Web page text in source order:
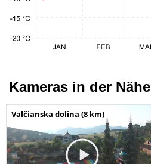
Kameras in der Nähe
Valčianska dolina (8 km)